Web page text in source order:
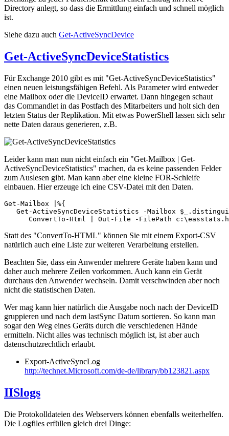
Directory anlegt, so dass die Ermittlung einfach und schnell möglich
ist.
Siehe dazu auch Get-ActiveSyncDevice
Get-ActiveSyncDeviceStatistics
Für Exchange 2010 gibt es mit "Get-ActiveSyncDeviceStatistics"
einen neuen leistungsfähigen Befehl. Als Parameter wird entweder
eine Mailbox oder die DeviceID erwartet. Dann hingegen schaut
das Commandlet in das Postfach des Mitarbeiters und holt sich den
letzten Status der Replikation. Mit etwas PowerShell lassen sich sehr
nette Daten daraus generieren, z.B.
Leider kann man nun nicht einfach ein "Get-Mailbox | Get-
ActiveSyncDeviceStatistics" machen, da es keine passenden Felder
zum Auslesen gibt. Man kann aber eine kleine FOR-Schleife
einbauen. Hier erzeuge ich eine CSV-Datei mit den Daten.
Get-Mailbox |%{
Get-ActiveSyncDeviceStatistics -Mailbox
ConvertTo-Html | Out-File -FilePath
Statt des "ConvertTo-HTML" können Sie mit einem Export-CSV
natürlich auch eine Liste zur weiteren Verarbeitung erstellen.
Beachten Sie, dass ein Anwender mehrere Geräte haben kann und
daher auch mehrere Zeilen vorkommen. Auch kann ein Gerät
durchaus den Anwender wechseln. Damit verschwinden aber noch
nicht die statistischen Daten.
Wer mag kann hier natürlich die Ausgabe noch nach der DeviceID
gruppieren und nach dem lastSync Datum sortieren. So kann man
sogar den Weg eines Geräts durch die verschiedenen Hände
ermitteln. Nicht alles was technisch möglich ist, ist aber auch
datenschutzrechtlich erlaubt.
Export-ActiveSyncLog
http://technet.Microsoft.com/de-de/library/bb123821.aspx
IISlogs
Die Protokolldateien des Webservers können ebenfalls weiterhelfen.
Die Logfiles erfüllen gleich drei Dinge: